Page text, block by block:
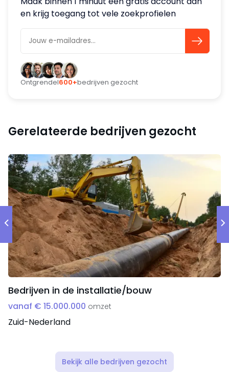
en krijg toegang tot vele zoekprofielen
Ontgrendel600+bedrijven gezocht
Gerelateerde bedrijven gezocht
Bedrijven in de installatie/bouw
vanaf € 15.000.000 omzet
Zuid-Nederland
Bekijk alle bedrijven gezocht